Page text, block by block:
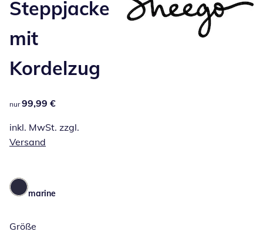
Steppjacke
mit
Kordelzug
99,99 €
nur 99,99 €
inkl. MwSt. zzgl.
Versand
marine
Größe